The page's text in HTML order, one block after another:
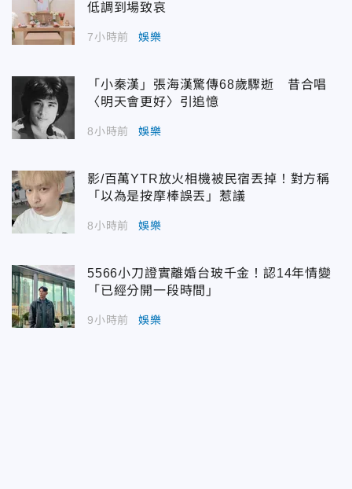
低調到場致哀
7小時前 娛樂
「小秦漢」張海漢驚傳68歲驟逝 昔合唱
〈明天會更好〉引追憶
8小時前 娛樂
影/百萬YTR放火相機被民宿丟掉！對方稱
「以為是按摩棒誤丟」惹議
8小時前 娛樂
5566小刀證實離婚台玻千金！認14年情變
「已經分開一段時間」
9小時前 娛樂